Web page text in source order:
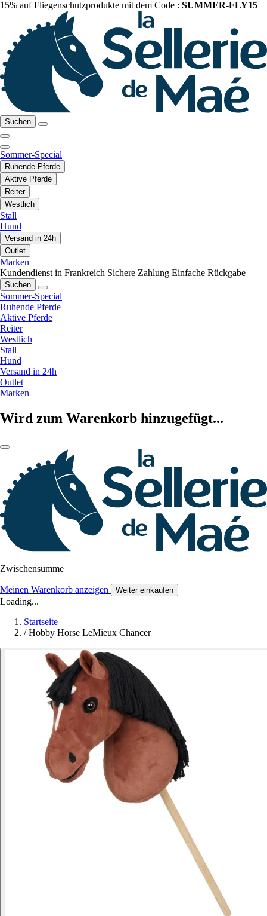
15% auf Fliegenschutzprodukte mit dem Code : SUMMER-FLY15
Suchen
Sommer-Special
Ruhende Pferde
Aktive Pferde
Reiter
Westlich
Stall
Hund
Versand in 24h
Outlet
Marken
Kundendienst in Frankreich Sichere Zahlung Einfache Rückgabe
Suchen
Sommer-Special
Ruhende Pferde
Aktive Pferde
Reiter
Westlich
Stall
Hund
Versand in 24h
Outlet
Marken
Wird zum Warenkorb hinzugefügt...
Zwischensumme
Meinen Warenkorb anzeigen Weiter einkaufen
Loading...
Startseite
/ Hobby Horse LeMieux Chancer